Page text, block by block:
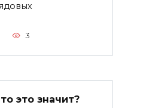
3
это значит?